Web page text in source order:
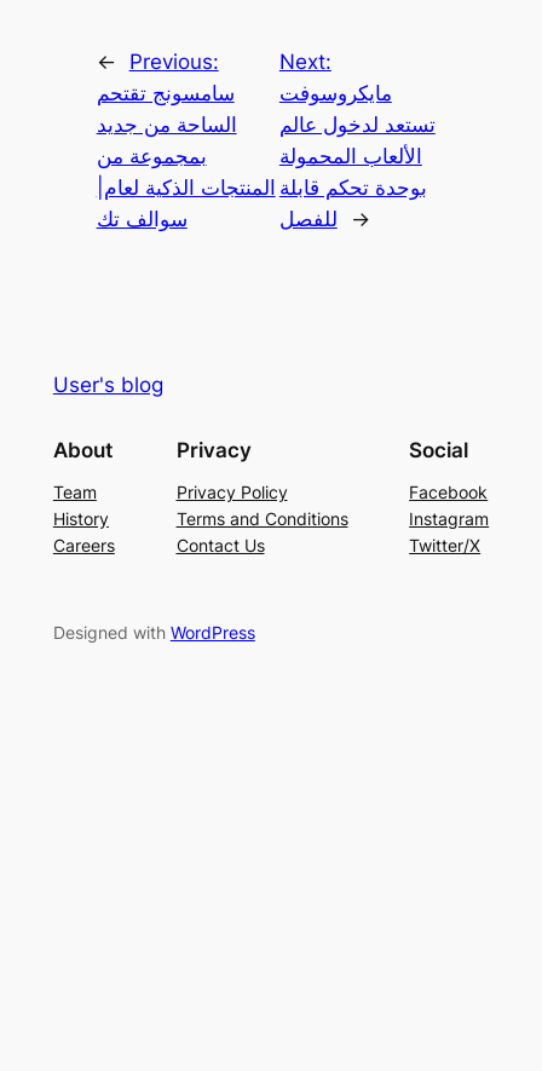
←
Previous:
سامسونج تقتحم
الساحة من جديد
بمجموعة من
المنتجات الذكية لعام|
سوالف تك
Next:
مايكروسوفت
تستعد لدخول عالم
الألعاب المحمولة
بوحدة تحكم قابلة
للفصل
→
User's blog
About
Team
History
Careers
Privacy
Privacy Policy
Terms and Conditions
Contact Us
Social
Facebook
Instagram
Twitter/X
Designed with WordPress